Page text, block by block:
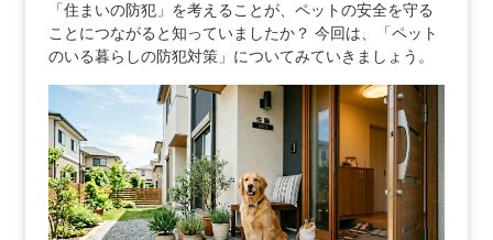
「住まいの防犯」を考えることが、ペットの安全を守る
ことにつながると知っていましたか？ 今回は、「ペット
のいる暮らしの防犯対策」についてみていきましょう。